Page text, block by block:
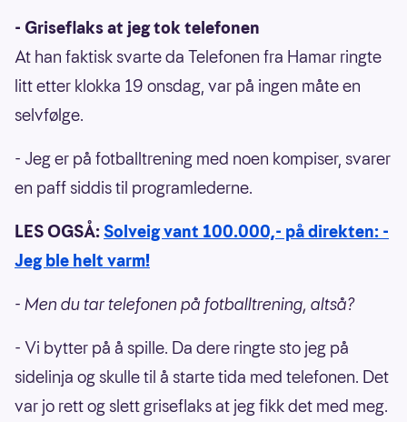
- Griseflaks at jeg tok telefonen
At han faktisk svarte da Telefonen fra Hamar ringte
litt etter klokka 19 onsdag, var på ingen måte en
selvfølge.
- Jeg er på fotballtrening med noen kompiser, svarer
en paff siddis til programlederne.
LES OGSÅ: Solveig vant 100.000,- på direkten: -
Jeg ble helt varm!
- Men du tar telefonen på fotballtrening, altså?
- Vi bytter på å spille. Da dere ringte sto jeg på
sidelinja og skulle til å starte tida med telefonen. Det
var jo rett og slett griseflaks at jeg fikk det med meg.